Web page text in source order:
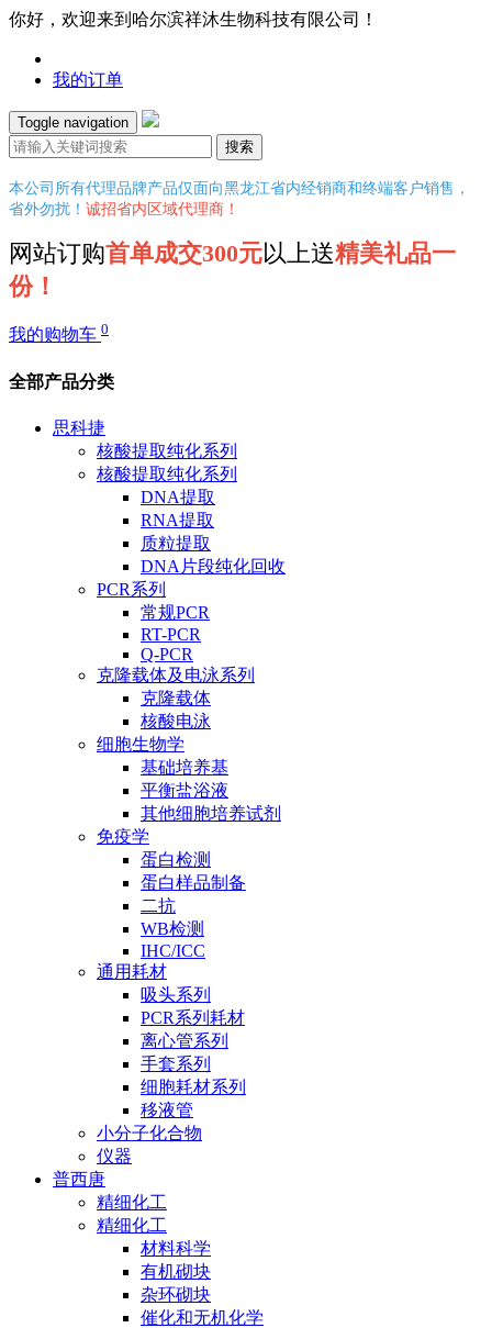
你好，欢迎来到哈尔滨祥沐生物科技有限公司！
我的订单
Toggle navigation
搜索
本公司所有代理品牌产品仅面向黑龙江省内经销商和终端客户销售，
省外勿扰！ 诚招省内区域代理商！
网站订购首单成交300元以上送精美礼品一
份！
我的购物车 0
全部产品分类
思科捷
核酸提取纯化系列
核酸提取纯化系列
DNA提取
RNA提取
质粒提取
DNA片段纯化回收
PCR系列
常规PCR
RT-PCR
Q-PCR
克隆载体及电泳系列
克隆载体
核酸电泳
细胞生物学
基础培养基
平衡盐浴液
其他细胞培养试剂
免疫学
蛋白检测
蛋白样品制备
二抗
WB检测
IHC/ICC
通用耗材
吸头系列
PCR系列耗材
离心管系列
手套系列
细胞耗材系列
移液管
小分子化合物
仪器
普西唐
精细化工
精细化工
材料科学
有机砌块
杂环砌块
催化和无机化学